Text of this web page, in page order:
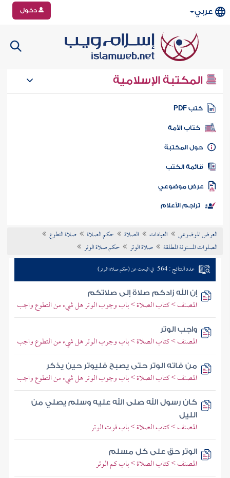
عربي دخول
المكتبة الإسلامية
كتب PDF
كتاب الأمة
المكتبة
الكتب
موضوعي
تراجم الأعلام
العرض الموضوعي العبادات الصلاة حكم الصلاة
صلاة التطوع
الصلوات المسنونة المطلقة
صلاة الوتر حكم صلاة الوتر
عدد النتائج : 564 في البحث عن (حكم صلاة الوتر)
إن الله زادكم صلاة إلى صلاتكم
المصنف > كتاب الصلاة > باب وجوب الوتر هل شيء من التطوع واجب
واجب الوتر
المصنف > كتاب الصلاة > باب وجوب الوتر هل شيء من التطوع واجب
من فاته الوتر حتى يصبح فليوتر حين يذكر
المصنف > كتاب الصلاة > باب وجوب الوتر هل شيء من التطوع واجب
كان رسول الله صلى الله عليه وسلم يصلي من
الليل
المصنف > كتاب الصلاة > باب فوت الوتر
الوتر حق على كل مسلم
المصنف > كتاب الصلاة > باب كم الوتر